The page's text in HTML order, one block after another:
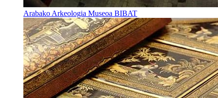
Arabako Arkeologia Museoa BIBAT